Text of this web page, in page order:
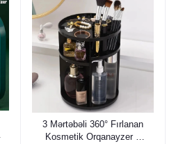
3 Mərtəbəli 360° Fırlanan
Kosmetik Orqanayzer –